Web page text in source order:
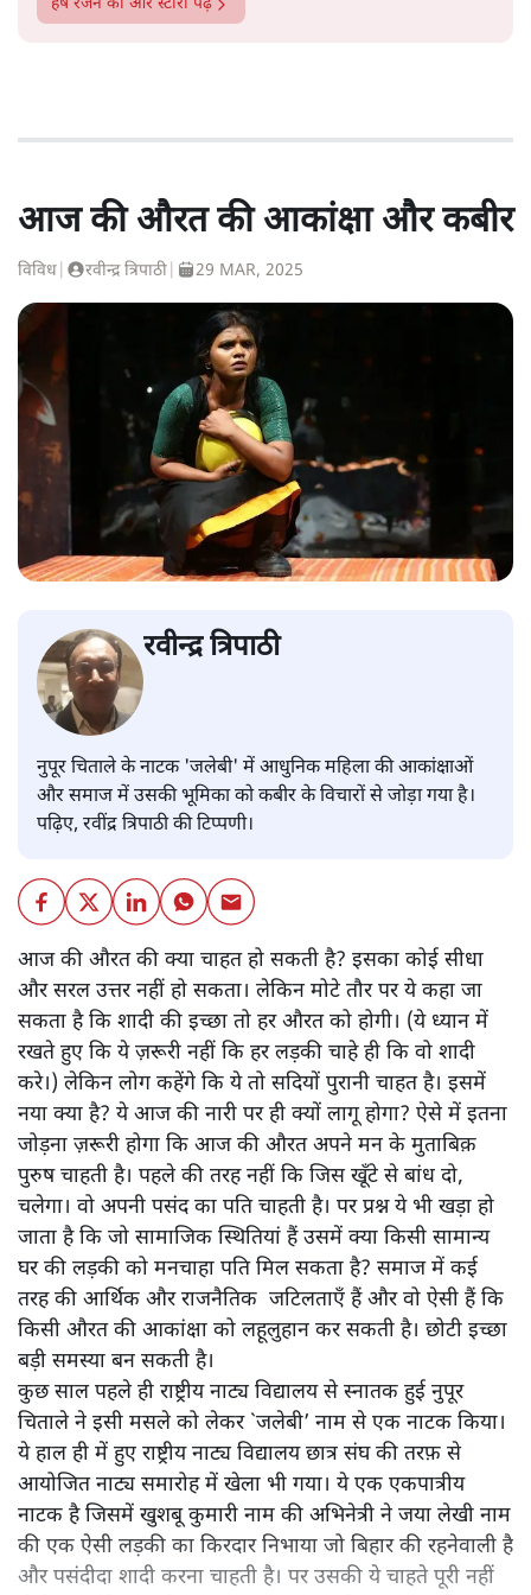
आज की औरत की आकांक्षा और कबीर
विविध रवीन्द्र त्रिपाठी 29 MAR, 2025
रवीन्द्र त्रिपाठी
नुपूर चिताले के नाटक 'जलेबी' में आधुनिक महिला की आकांक्षाओं
और समाज में उसकी भूमिका को कबीर के विचारों से जोड़ा गया है।
पढ़िए, रवींद्र त्रिपाठी की टिप्पणी।
आज की औरत की क्या चाहत हो सकती है? इसका कोई सीधा
और सरल उत्तर नहीं हो सकता। लेकिन मोटे तौर पर ये कहा जा
सकता है कि शादी की इच्छा तो हर औरत को होगी। (ये ध्यान में
रखते हुए कि ये ज़रूरी नहीं कि हर लड़की चाहे ही कि वो शादी
करे।) लेकिन लोग कहेंगे कि ये तो सदियों पुरानी चाहत है। इसमें
नया क्या है? ये आज की नारी पर ही क्यों लागू होगा? ऐसे में इतना
जोड़ना ज़रूरी होगा कि आज की औरत अपने मन के मुताबिक़
पुरुष चाहती है। पहले की तरह नहीं कि जिस खूँटे से बांध दो,
चलेगा। वो अपनी पसंद का पति चाहती है। पर प्रश्न ये भी खड़ा हो
जाता है कि जो सामाजिक स्थितियां हैं उसमें क्या किसी सामान्य
घर की लड़की को मनचाहा पति मिल सकता है? समाज में कई
तरह की आर्थिक और राजनैतिक जटिलताएँ हैं और वो ऐसी हैं कि
किसी औरत की आकांक्षा को लहूलुहान कर सकती है। छोटी इच्छा
बड़ी समस्या बन सकती है।
कुछ साल पहले ही राष्ट्रीय नाट्य विद्यालय से स्नातक हुई नुपूर
चिताले ने इसी मसले को लेकर `जलेबी’ नाम से एक नाटक किया।
ये हाल ही में हुए राष्ट्रीय नाट्य विद्यालय छात्र संघ की तरफ़ से
आयोजित नाट्य समारोह में खेला भी गया। ये एक एकपात्रीय
नाटक है जिसमें खुशबू कुमारी नाम की अभिनेत्री ने जया लेखी नाम
की एक ऐसी लड़की का किरदार निभाया जो बिहार की रहनेवाली है
और पसंदीदा शादी करना चाहती है। पर उसकी ये चाहते पूरी नहीं